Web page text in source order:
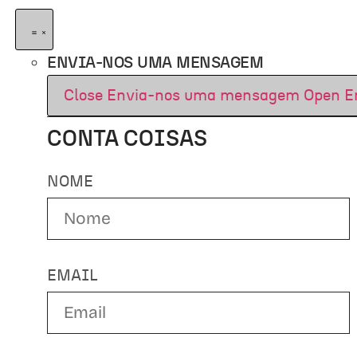
ENVIA-NOS UMA MENSAGEM
Close Envia-nos uma mensagem Open
CONTA COISAS
NOME
EMAIL